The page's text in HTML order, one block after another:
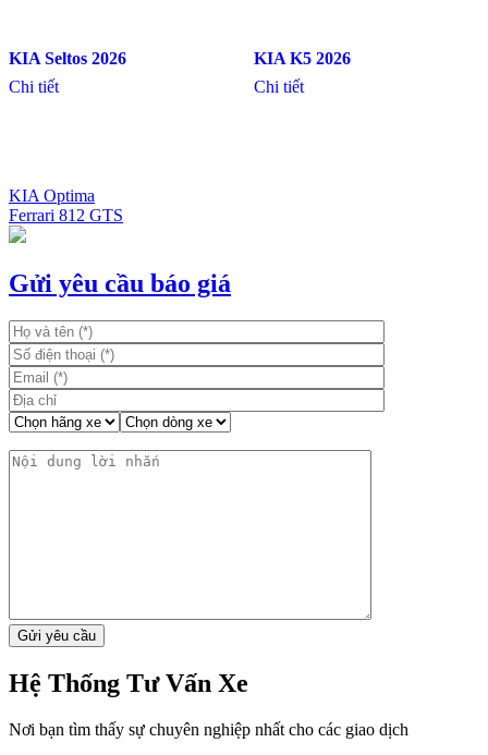
KIA Seltos 2026
Chi tiết
KIA K5 2026
Chi tiết
Điều
hướng
bài
KIA Optima
Ferrari 812 GTS
Gửi yêu cầu báo giá
Hệ Thống Tư Vấn Xe
Nơi bạn tìm thấy sự chuyên nghiệp nhất cho các giao dịch